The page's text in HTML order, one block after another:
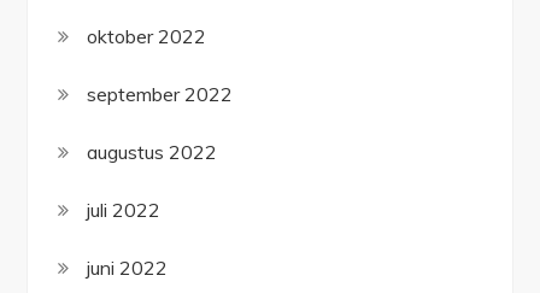
oktober 2022
september 2022
augustus 2022
juli 2022
juni 2022